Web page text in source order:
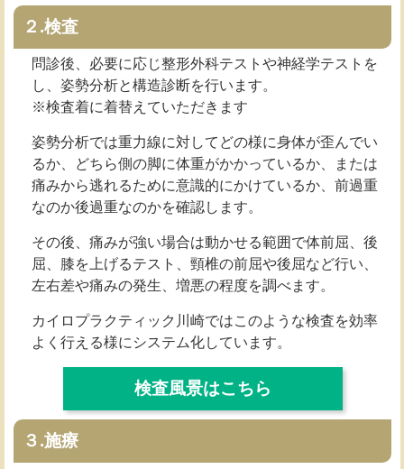
２.検査
問診後、必要に応じ整形外科テストや神経学テストを
し、姿勢分析と構造診断を行います。
※検査着に着替えていただきます
姿勢分析では重力線に対してどの様に身体が歪んでい
るか、どちら側の脚に体重がかかっているか、または
痛みから逃れるために意識的にかけているか、前過重
なのか後過重なのかを確認します。
その後、痛みが強い場合は動かせる範囲で体前屈、後
屈、膝を上げるテスト、頸椎の前屈や後屈など行い、
左右差や痛みの発生、増悪の程度を調べます。
カイロプラクティック川崎ではこのような検査を効率
よく行える様にシステム化しています。
検査風景はこちら
３.施療